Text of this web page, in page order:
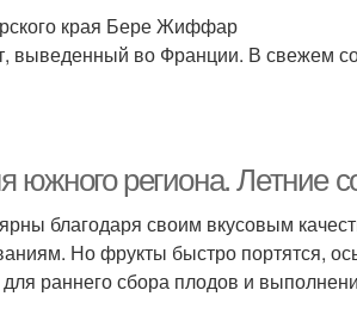
края Бере Жиффар
выведенный во Франции. В свежем
южного региона. Летние
благодаря своим вкусовым
Но фрукты быстро портятся,
раннего сбора плодов и